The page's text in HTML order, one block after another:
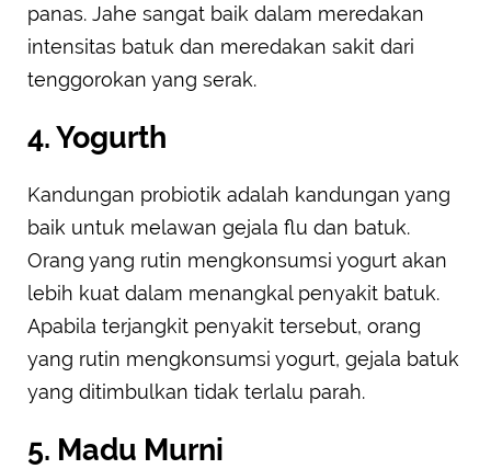
panas. Jahe sangat baik dalam meredakan
intensitas batuk dan meredakan sakit dari
tenggorokan yang serak.
4. Yogurth
Kandungan probiotik adalah kandungan yang
baik untuk melawan gejala flu dan batuk.
Orang yang rutin mengkonsumsi yogurt akan
lebih kuat dalam menangkal penyakit batuk.
Apabila terjangkit penyakit tersebut, orang
yang rutin mengkonsumsi yogurt, gejala batuk
yang ditimbulkan tidak terlalu parah.
5. Madu Murni